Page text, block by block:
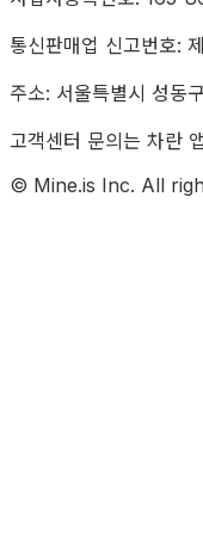
통신판매업 신고번호:
주소: 서울특별시 성동
고객센터 문의는 차란
© Mine.is Inc. All